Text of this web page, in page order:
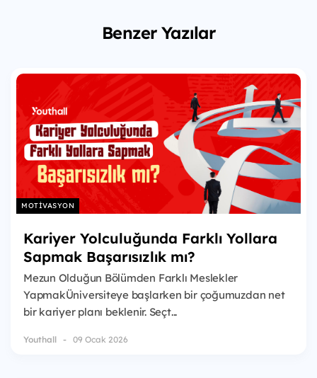
Benzer Yazılar
MOTIVASYON
Kariyer Yolculuğunda Farklı Yollara
Sapmak Başarısızlık mı?
Mezun Olduğun Bölümden Farklı Meslekler
YapmakÜniversiteye başlarken bir çoğumuzdan net
bir kariyer planı beklenir. Seçt...
Youthall 09 Ocak 2026